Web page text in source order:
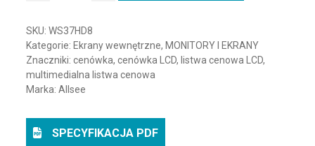
SKU:WS37HD8
Kategorie: Ekrany wewnętrzne, MONITORY I EKRANY
Znaczniki:cenówka,cenówka LCD, listwa cenowa LCD,
multimedialna listwa cenowa
Marka:Allsee
SPECYFIKACJA PDF